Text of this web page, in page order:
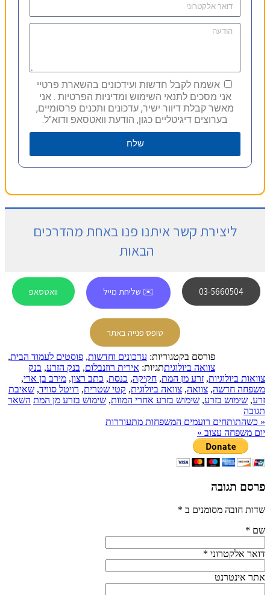
אשמח לקבל חדשות ועידכונים בהשארת פרטיי
אני מסכים לתנאי השימוש ומדיניות הפרטיות . אני
מאשר קבלת דיוור ישיר, עדכונים ותכנים פרסומיים,
בערוצים דיגיטליים כגון, הודעת וואטסאפ ודוא"ל.
שלח
ליצירת קשר איתנו פנו באחת מהדרכים
הבאות
03-5660504 ✉️ שליחת מייל וואטסאפ
טופס פנייה באתר
פורסם בקטגוריות: עדכונים וחדשות, פוסטים לעמוד הבית,
צוואה ביולוגיתתגיות: אירית רוזנבלום, בנק הזרע, בנק
צוואות ביולוגיות, זרע מן המת, חקיקה, כנסת, כתב רצון, מירב בן ארי,
משפחה חדשה, צוואה, צוואה ביולוגית, קטי שטרית, רויטל סוויד, שאיבת
זרע, שימוש בזרע, שימוש בזרע אחרי המוות, שימוש בזרע מן המת השאר
תגובה
« כשהתותחים רועמים המשפחות מתעוררות
יום משפחה עצוב »
פרסם תגובה
שדות חובה מסומנים ב *
שם *
דואר אלקטרוני *
אתר אינטרנט